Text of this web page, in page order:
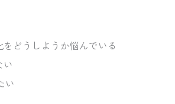
どうしようか悩んでいる
い